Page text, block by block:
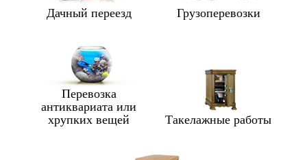
Дачный переезд Грузоперевозки
Перевозка
антиквариата или
хрупких вещей
Такелажные работы